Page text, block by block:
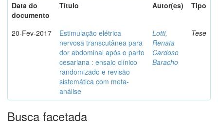
Data do
documento
Título Autor(es) Tipo
20-Fev-2017
Estimulação elétrica
nervosa transcutânea para
dor abdominal após o parto
cesariana : ensaio clínico
randomizado e revisão
sistemática com meta-
análise
Lotti,
Renata
Cardoso
Baracho
Tese
Busca facetada